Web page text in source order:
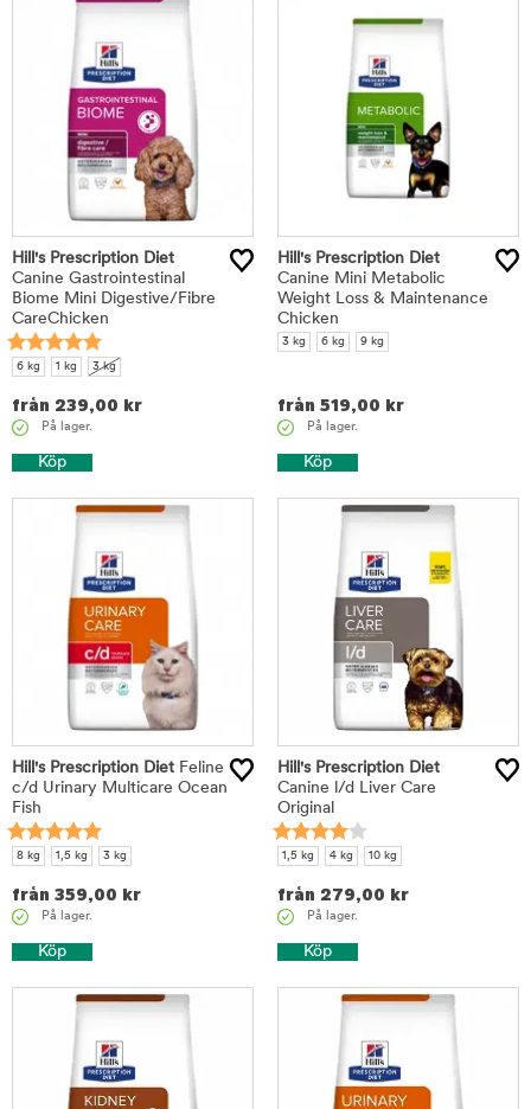
Hill's Prescription Diet
Canine Gastrointestinal
Biome Mini Digestive/Fibre
CareChicken
6 kg 1 kg 3 kg
från 239,00 kr
På lager.
Köp
Hill's Prescription Diet
Canine Mini Metabolic
Weight Loss & Maintenance
Chicken
3 kg 6 kg 9 kg
från 519,00 kr
På lager.
Köp
Hill's Prescription Diet Feline
c/d Urinary Multicare Ocean
Fish
8 kg 1,5 kg 3 kg
från 359,00 kr
På lager.
Köp
Hill's Prescription Diet
Canine l/d Liver Care
Original
1,5 kg 4 kg 10 kg
från 279,00 kr
På lager.
Köp